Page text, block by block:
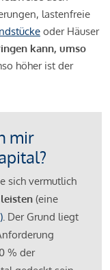
lastenfreie
oder Häuser
kann, umso
höher ist der
mir
sich vermutlich
(eine
. Der Grund liegt
% der